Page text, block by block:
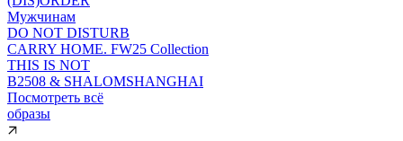
Мужчинам
DO NOT DISTURB
CARRY HOME. FW25 Collection
THIS IS NOT
B2508 & SHALOMSHANGHAI
Посмотреть всё
образы